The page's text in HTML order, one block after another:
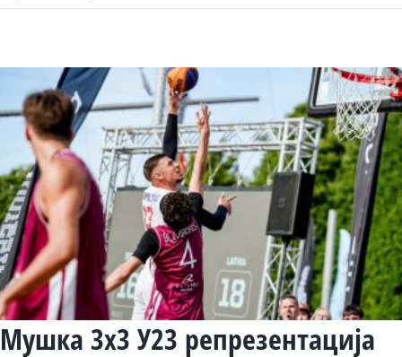
Мушка 3х3 У23 репрезентација